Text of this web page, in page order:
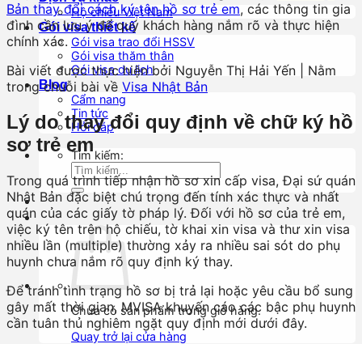
Hộ chiếu Việt Nam
Gói visa thiết kế
Gói visa trao đổi HSSV
Gói visa thăm thân
Gói visa du lịch
Blog
Cẩm nang
Tin tức
Hỏi đáp
Tìm kiếm:
Chưa có sản phẩm trong giỏ hàng.
Quay trở lại cửa hàng
Bản thay đổi cách ký tên hồ sơ trẻ em, các thông tin gia
đình cần lưu ý để quý khách hàng nắm rõ và thực hiện
chính xác.
Bài viết được thực hiện bởi Nguyễn Thị Hải Yến | Nằm
trong chuỗi bài về Visa Nhật Bản
Lý do thay đổi quy định về chữ ký hồ
sơ trẻ em
Trong quá trình tiếp nhận hồ sơ xin cấp visa, Đại sứ quán
Nhật Bản đặc biệt chú trọng đến tính xác thực và nhất
quán của các giấy tờ pháp lý. Đối với hồ sơ của trẻ em,
việc ký tên trên hộ chiếu, tờ khai xin visa và thư xin visa
nhiều lần (multiple) thường xảy ra nhiều sai sót do phụ
huynh chưa nắm rõ quy định ký thay.
Để tránh tình trạng hồ sơ bị trả lại hoặc yêu cầu bổ sung
gây mất thời gian, MVISA khuyến cáo các bậc phụ huynh
cần tuân thủ nghiêm ngặt quy định mới dưới đây.